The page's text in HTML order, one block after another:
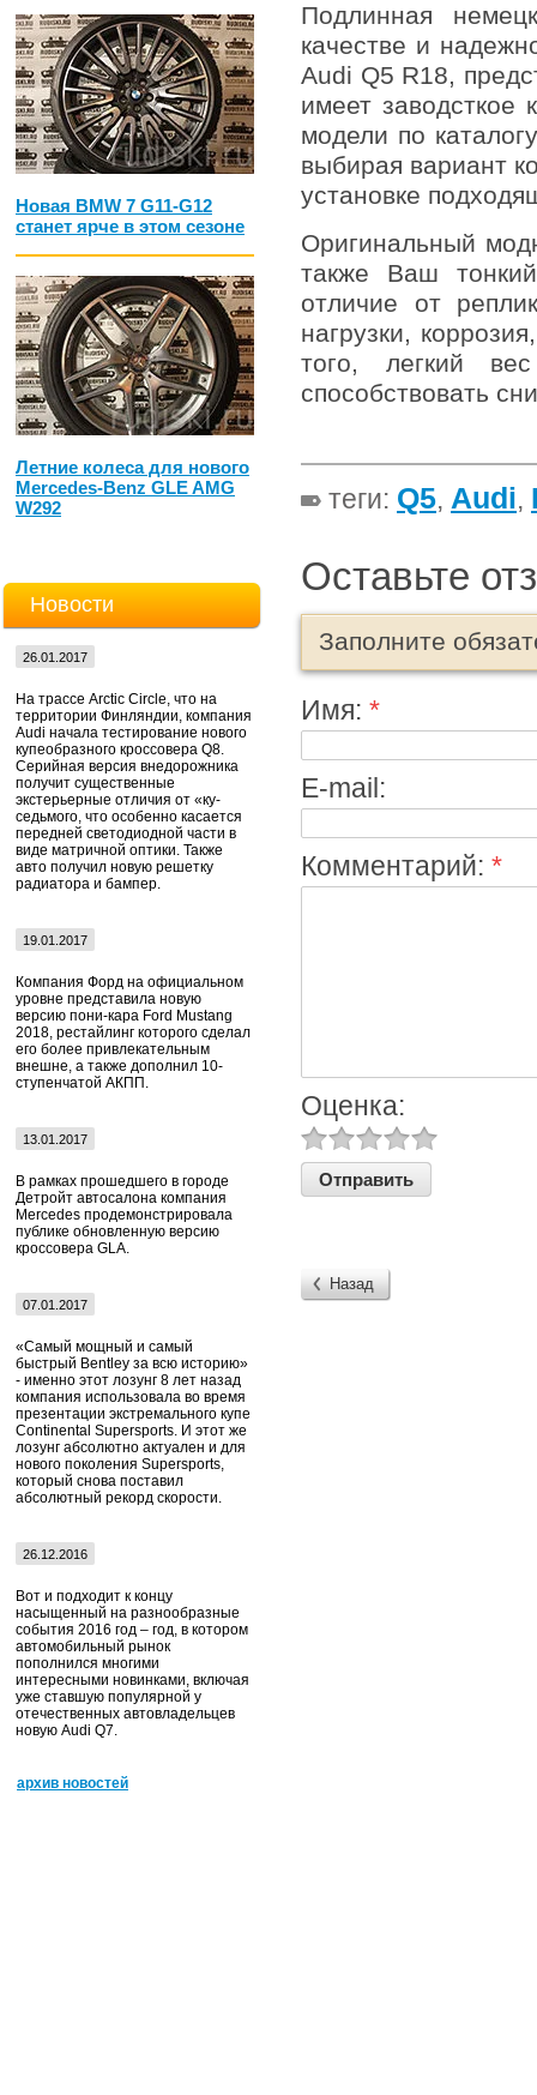
Новая BMW 7 G11-G12
станет ярче в этом сезоне
Летние колеса для нового
Mercedes-Benz GLE AMG
W292
Новости
26.01.2017
На трассе Arctic Circle, что на
территории Финляндии, компания
Audi начала тестирование нового
купеобразного кроссовера Q8.
Серийная версия внедорожника
получит существенные
экстерьерные отличия от «ку-
седьмого, что особенно касается
передней светодиодной части в
виде матричной оптики. Также
авто получил новую решетку
радиатора и бампер.
19.01.2017
Компания Форд на официальном
уровне представила новую
версию пони-кара Ford Mustang
2018, рестайлинг которого сделал
его более привлекательным
внешне, а также дополнил 10-
ступенчатой АКПП.
13.01.2017
В рамках прошедшего в городе
Детройт автосалона компания
Mercedes продемонстрировала
публике обновленную версию
кроссовера GLA.
07.01.2017
«Самый мощный и самый
быстрый Bentley за всю историю»
- именно этот лозунг 8 лет назад
компания использовала во время
презентации экстремального купе
Continental Supersports. И этот же
лозунг абсолютно актуален и для
нового поколения Supersports,
который снова поставил
абсолютный рекорд скорости.
26.12.2016
Вот и подходит к концу
насыщенный на разнообразные
события 2016 год – год, в котором
автомобильный рынок
пополнился многими
интересными новинками, включая
уже ставшую популярной у
отечественных автовладельцев
новую Audi Q7.
архив новостей
Подлинная
качестве и
Audi Q5 R18,
имеет заводсткое
модели по
выбирая вариант
установке
Оригинальный
также Ваш
отличие от
нагрузки,
того, легкий
способствовать
теги: Q5, Audi,
Оставьте
Заполните
Имя: *
E-mail:
Комментарий: *
Оценка:
Назад